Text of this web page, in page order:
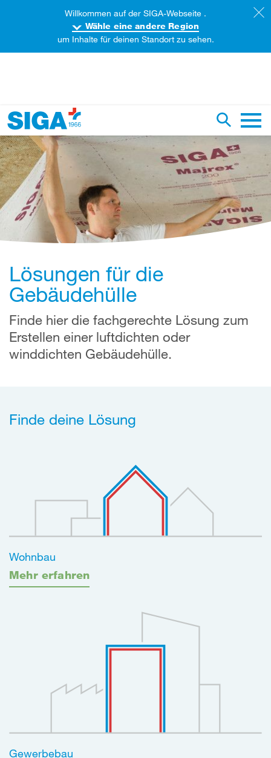
Suche
Webseite durchsuchen
Lösungen für die
Gebäudehülle
Finde hier die fachgerechte Lösung zum
Erstellen einer luftdichten oder
winddichten Gebäudehülle.
Finde deine Lösung
Wohnbau
Mehr erfahren
Gewerbebau
Willkommen auf der SIGA-Webseite .
Wähle eine andere Region
um Inhalte für deinen Standort zu sehen.